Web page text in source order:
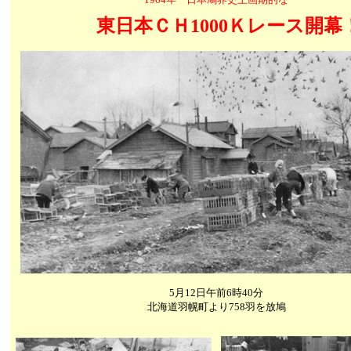
東日本ＣＨ1000Ｋレース開幕
5月12日午前6時40分
北海道羽幌町より758羽を放鳩